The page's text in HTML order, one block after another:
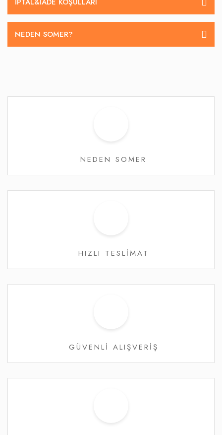
NEDEN SOMER?
NEDEN SOMER
HIZLI TESLİMAT
GÜVENLİ ALIŞVERİŞ